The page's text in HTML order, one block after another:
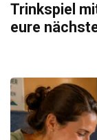
Trinkspiel
eure